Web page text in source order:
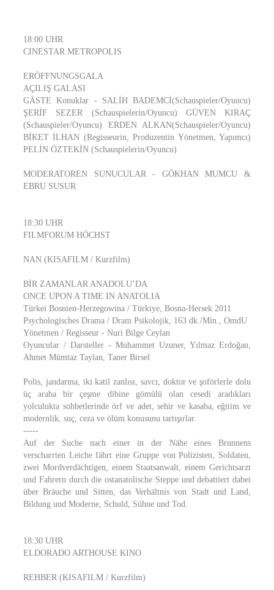
18:00 UHR
CINESTAR METROPOLIS
ERÖFFNUNGSGALA
AÇILIŞ GALASI
GÄSTE Konuklar - SALİH BADEMCİ(Schauspieler/Oyuncu)
ŞERİF SEZER (Schauspielerin/Oyuncu) GÜVEN KIRAÇ
(Schauspieler/Oyuncu) ERDEN ALKAN(Schauspieler/Oyuncu)
BİKET İLHAN (Regisseurin, Produzentin Yönetmen, Yapımcı)
PELİN ÖZTEKİN (Schauspielerin/Oyuncu)
MODERATOREN SUNUCULAR - GÖKHAN MUMCU &
EBRU SUSUR
18:30 UHR
FILMFORUM HÖCHST
NAN (KISAFILM / Kurzfilm)
BİR ZAMANLAR ANADOLU’DA
ONCE UPON A TIME IN ANATOLIA
Türkei Bosnien-Herzegowina / Türkiye, Bosna-Hersek 2011
Psychologisches Drama / Dram Psikolojik, 163 dk./Min., OmdU
Yönetmen / Regisseur - Nuri Bilge Ceylan
Oyuncular / Darsteller - Muhammet Uzuner, Yılmaz Erdoğan,
Ahmet Mümtaz Taylan, Taner Birsel
Polis, jandarma, iki katil zanlısı, savcı, doktor ve şoförlerle dolu
üç araba bir çeşme dibine gömülü olan cesedi aradıkları
yolculukta sohbetlerinde örf ve adet, sehir ve kasaba, eğitim ve
modernlik, suç, ceza ve ölüm konusunu tartışırlar.
-----
Auf der Suche nach einer in der Nähe eines Brunnens
verscharrten Leiche fährt eine Gruppe von Polizisten, Soldaten,
zwei Mordverdächtigen, einem Staatsanwalt, einem Gerichtsarzt
und Fahrern durch die ostanatolische Steppe und debattiert dabei
über Bräuche und Sitten, das Verhältnis von Stadt und Land,
Bildung und Moderne, Schuld, Sühne und Tod.
18:30 UHR
ELDORADO ARTHOUSE KINO
REHBER (KISAFILM / Kurzfilm)